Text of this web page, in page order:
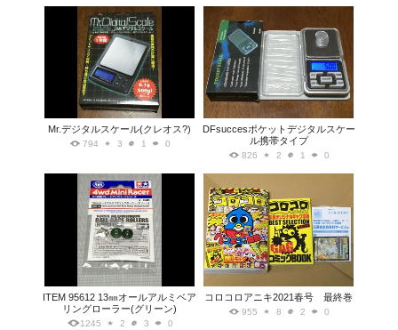
Mr.デジタルスケール(クレオス?)
794 3 1 0
DFsuccesポケットデジタルスケー
ル携帯タイプ
826 2 1 0
ITEM 95612 13㎜オールアルミベア
リングローラー(グリーン)
1245 2 3 0
コロコロアニキ2021春号 最終巻
955 8 2 0